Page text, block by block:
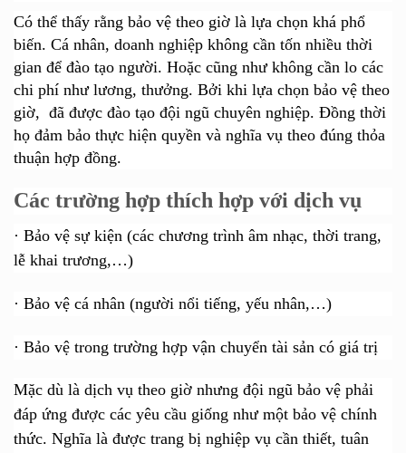
Có thể thấy rằng bảo vệ theo giờ là lựa chọn khá phổ
biến. Cá nhân, doanh nghiệp không cần tốn nhiều thời
gian để đào tạo người. Hoặc cũng như không cần lo các
chi phí như lương, thưởng. Bởi khi lựa chọn bảo vệ theo
giờ, đã được đào tạo đội ngũ chuyên nghiệp. Đồng thời
họ đảm bảo thực hiện quyền và nghĩa vụ theo đúng thỏa
thuận hợp đồng.
Các trường hợp thích hợp với dịch vụ
· Bảo vệ sự kiện (các chương trình âm nhạc, thời trang,
lễ khai trương,…)
· Bảo vệ cá nhân (người nổi tiếng, yếu nhân,…)
· Bảo vệ trong trường hợp vận chuyển tài sản có giá trị
Mặc dù là dịch vụ theo giờ nhưng đội ngũ bảo vệ phải
đáp ứng được các yêu cầu giống như một bảo vệ chính
thức. Nghĩa là được trang bị nghiệp vụ cần thiết, tuân